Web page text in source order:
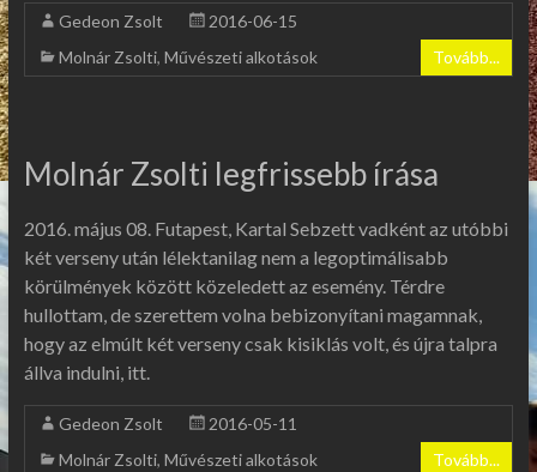
Gedeon Zsolt
2016-06-15
Molnár Zsolti, Művészeti alkotások Tovább...
Molnár Zsolti legfrissebb írása
2016. május 08. Futapest, Kartal Sebzett vadként az utóbbi
két verseny után lélektanilag nem a legoptimálisabb
körülmények között közeledett az esemény. Térdre
hullottam, de szerettem volna bebizonyítani magamnak,
hogy az elmúlt két verseny csak kisiklás volt, és újra talpra
állva indulni, itt.
Gedeon Zsolt
2016-05-11
Molnár Zsolti, Művészeti alkotások Tovább...